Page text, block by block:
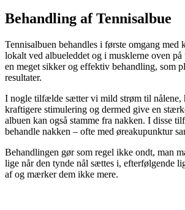
Behandling af Tennisalbue
Tennisalbuen behandles i første omgang med
lokalt ved albueleddet og i musklerne oven på
en meget sikker og effektiv behandling, som
resultater.
I nogle tilfælde sætter vi mild strøm til nålene,
kraftigere stimulering og dermed give en
albuen kan også stamme fra nakken. I disse
behandle nakken – ofte med øreakupunktur
Behandlingen gør som regel ikke ondt, man
lige når den tynde nål sættes i, efterfølgende
af og mærker dem ikke mere.